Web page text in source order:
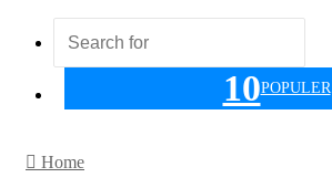
10POPULER
Home